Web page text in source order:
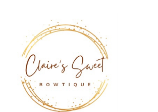
navigointiin
sisältöön